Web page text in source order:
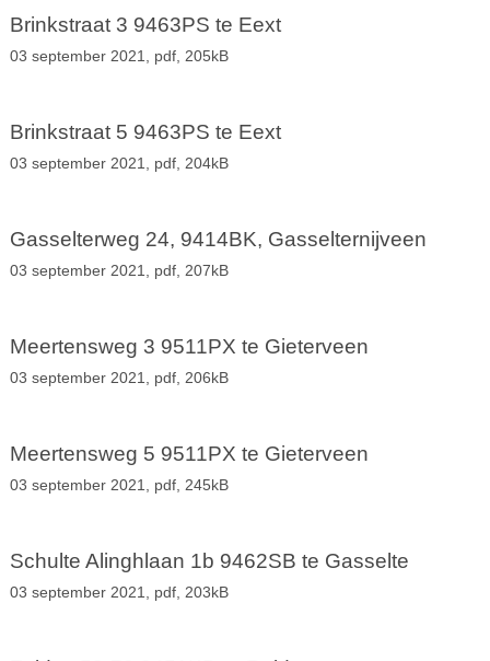
Brinkstraat 3 9463PS te Eext
03 september 2021, pdf, 205kB
Brinkstraat 5 9463PS te Eext
03 september 2021, pdf, 204kB
Gasselterweg 24, 9414BK, Gasselternijveen
03 september 2021, pdf, 207kB
Meertensweg 3 9511PX te Gieterveen
03 september 2021, pdf, 206kB
Meertensweg 5 9511PX te Gieterveen
03 september 2021, pdf, 245kB
Schulte Alinghlaan 1b 9462SB te Gasselte
03 september 2021, pdf, 203kB